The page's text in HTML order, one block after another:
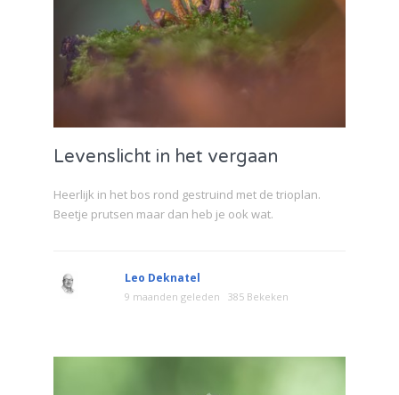
Levenslicht in het vergaan
Heerlijk in het bos rond gestruind met de trioplan.
Beetje prutsen maar dan heb je ook wat.
Leo Deknatel
9 maanden geleden 385 Bekeken